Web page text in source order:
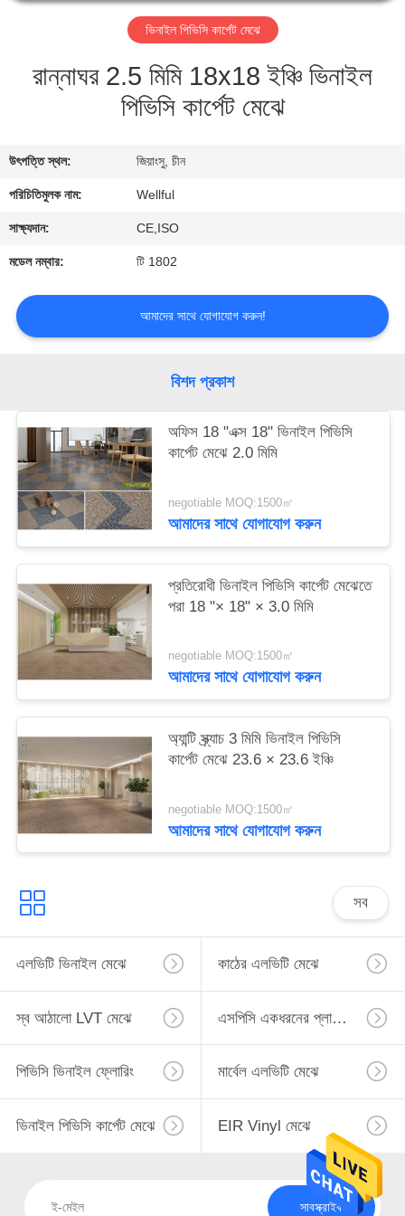
নিয়ন্ত্রণ
INPUT
FILE
SPECIFIED.
উদ্ধৃতির
জন্য
আবেদন
ভিনাইল পিভিসি কার্পেট মেঝে
রান্নাঘর 2.5 মিমি 18x18 ইঞ্চি ভিনাইল
পিভিসি কার্পেট মেঝে
উৎপত্তি স্থল: জিয়াংসু, চীন
পরিচিতিমুলক নাম: Wellful
সাক্ষ্যদান: CE,ISO
মডেল নম্বার: টি 1802
আমাদের সাথে যোগাযোগ করুন!
বিশদ প্রকাশ
অফিস 18 "এক্স 18" ভিনাইল পিভিসি
কার্পেট মেঝে 2.0 মিমি
negotiable MOQ:1500㎡
আমাদের সাথে যোগাযোগ করুন
প্রতিরোধী ভিনাইল পিভিসি কার্পেট মেঝেতে
পরা 18 "× 18" × 3.0 মিমি
negotiable MOQ:1500㎡
আমাদের সাথে যোগাযোগ করুন
অ্যান্টি স্ক্র্যাচ 3 মিমি ভিনাইল পিভিসি
কার্পেট মেঝে 23.6 × 23.6 ইঞ্চি
negotiable MOQ:1500㎡
আমাদের সাথে যোগাযোগ করুন
সব
এলভিটি ভিনাইল মেঝে কাঠের এলভিটি মেঝে
স্ব আঠালো LVT মেঝে এসপিসি একধরনের প্লাস্টিকের মেঝে
পিভিসি ভিনাইল ফ্লোরিং মার্বেল এলভিটি মেঝে
ভিনাইল পিভিসি কার্পেট মেঝে EIR Vinyl মেঝে
সাবস্ক্রাইব